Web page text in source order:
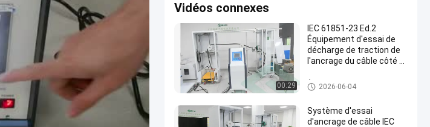
Vidéos connexes
00:29
IEC 61851-23 Ed.2
Équipement d'essai de
décharge de traction de
l'ancrage du câble côté B
Équipement d'essai d'EVSE
2026-06-04
Système d'essai
d'ancrage de câble IEC